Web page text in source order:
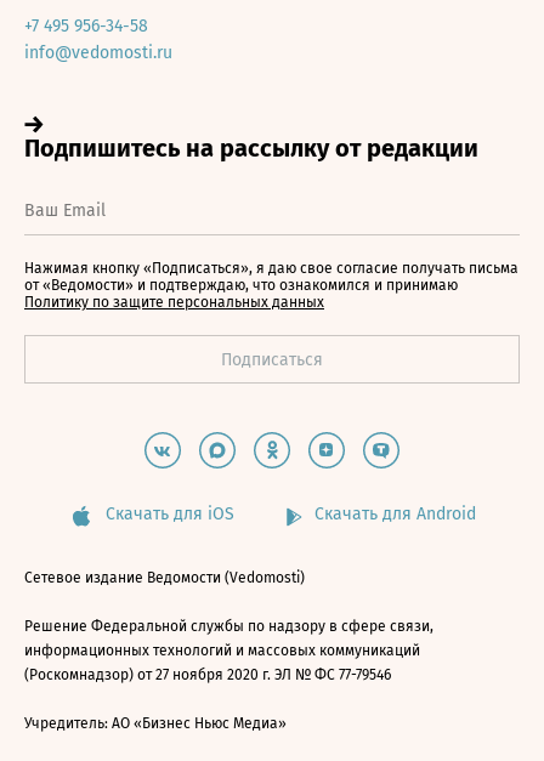
+7 495 956-34-58
info@vedomosti.ru
Нажимая кнопку «Подписаться», я даю свое согласие получать письма
от «Ведомости» и подтверждаю, что ознакомился и принимаю
Политику по защите персональных данных
Скачать для iOS Скачать для Android
Сетевое издание Ведомости (Vedomosti)
Решение Федеральной службы по надзору в сфере связи,
информационных технологий и массовых коммуникаций
(Роскомнадзор) от 27 ноября 2020 г. ЭЛ № ФС 77-79546
Учредитель: АО «Бизнес Ньюс Медиа»